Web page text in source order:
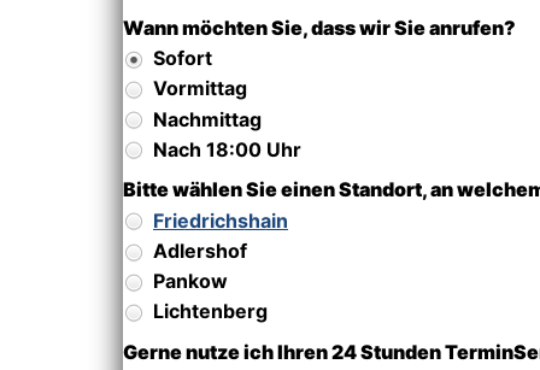
Wann möchten Sie, dass wir Sie anrufen?
Sofort
Vormittag
Nachmittag
Nach 18:00 Uhr
Bitte wählen Sie einen Standort, an
Friedrichshain
Adlershof
Pankow
Lichtenberg
Gerne nutze ich Ihren 24 Stunden